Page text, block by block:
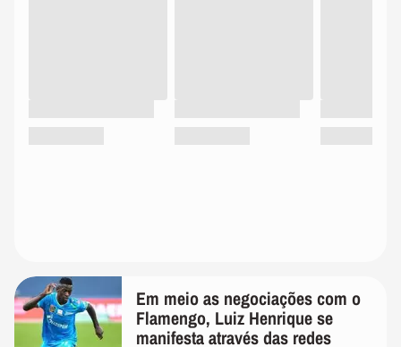
Em meio as negociações com o
Flamengo, Luiz Henrique se
manifesta através das redes